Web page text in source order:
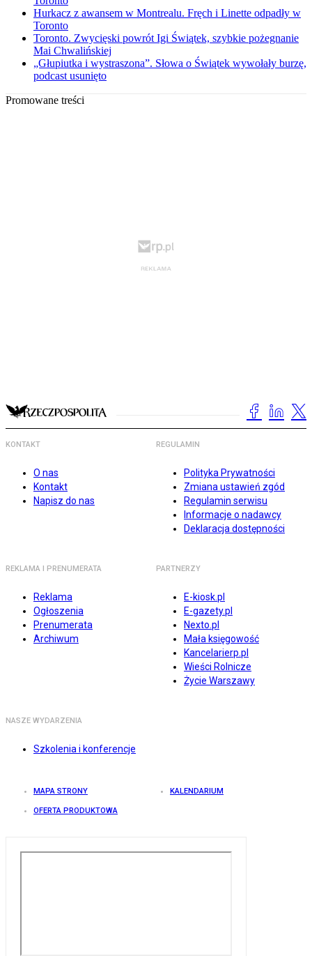
Hurkacz z awansem w Montrealu. Fręch i Linette odpadły w
Toronto
Toronto. Zwycięski powrót Igi Świątek, szybkie pożegnanie
Mai Chwalińskiej
„Głupiutka i wystraszona”. Słowa o Świątek wywołały burzę,
podcast usunięto
Promowane treści
KONTAKT
O nas
Kontakt
Napisz do nas
REGULAMIN
Polityka Prywatności
Zmiana ustawień zgód
Regulamin serwisu
Informacje o nadawcy
Deklaracja dostępności
REKLAMA I PRENUMERATA
Reklama
Ogłoszenia
Prenumerata
Archiwum
PARTNERZY
E-kiosk.pl
E-gazety.pl
Nexto.pl
Mała księgowość
Kancelarierp.pl
Wieści Rolnicze
Życie Warszawy
NASZE WYDARZENIA
Szkolenia i konferencje
MAPA STRONY KALENDARIUM
OFERTA PRODUKTOWA